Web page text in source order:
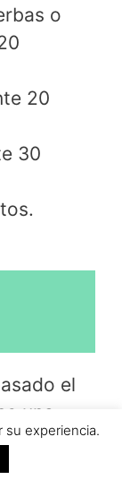
o
20
30
el
una
su experiencia.